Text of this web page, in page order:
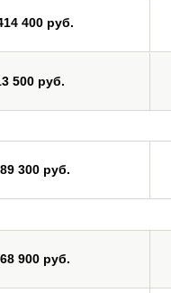
400 руб.
500 руб.
300 руб.
900 руб.